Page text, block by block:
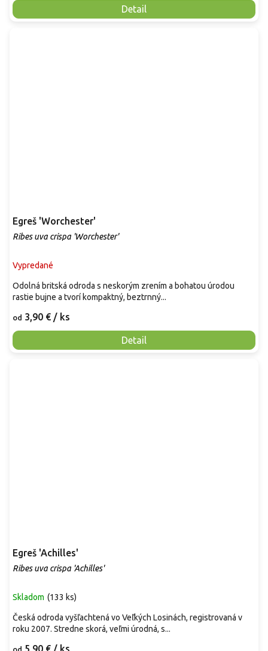
Detail
Egreš 'Worchester'
Ribes uva crispa 'Worchester'
Vypredané
od 3,90 € / ks
Detail
Odolná britská odroda s neskorým zrením a bohatou úrodou
rastie bujne a tvorí kompaktný, beztrnný...
Egreš 'Achilles'
Ribes uva crispa 'Achilles'
Skladom (133 ks)
od 5,90 € / ks
Česká odroda vyšľachtená vo Veľkých Losinách, registrovaná v
roku 2007. Stredne skorá, veľmi úrodná, s...